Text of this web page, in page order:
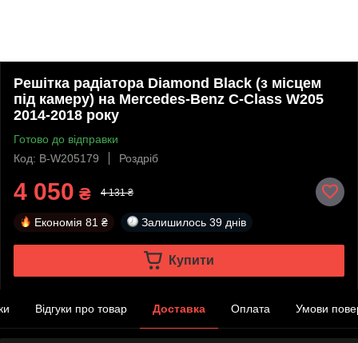
Решітка радіатора Diamond Black (з місцем
під камеру) на Mercedes-Benz C-Class W205
2014-2018 року
Готово до відправки
Код: B-W205179
Роздріб
4 050 ₴ 4 131 ₴
Економія 81 ₴ Залишилось 39 днів
Купити
Відгуки про товар Доставка Оплата Умови